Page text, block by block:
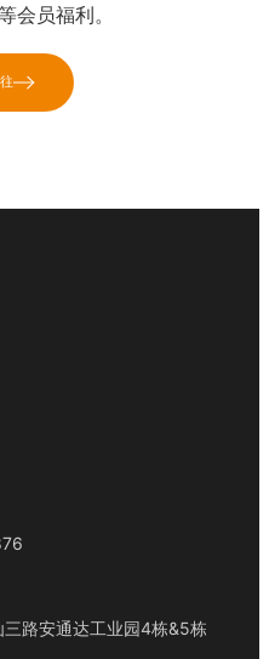
场A座16楼1606室
会员福利。
路安通达工业园4栋&5栋